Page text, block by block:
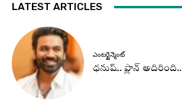
LATEST ARTICLES
ఎంటర్టైన్మెంట్
ధనుష్‌.. ప్లాన్ అదిరింది..